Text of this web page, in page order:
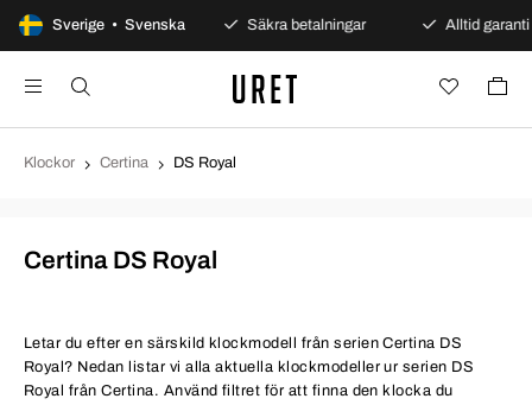
Sverige • Svenska
100 dagars öppet köp Säkra betalningar Alltid garanti
Klockor Certina DS Royal
Certina DS Royal
Letar du efter en särskild klockmodell från serien Certina DS
Royal? Nedan listar vi alla aktuella klockmodeller ur serien DS
Royal från Certina. Använd filtret för att finna den klocka du